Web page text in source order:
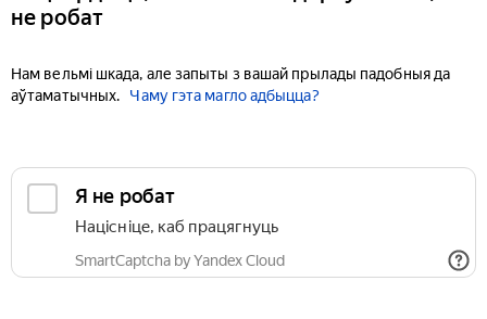
не робат
Нам вельмі шкада, але запыты з вашай прылады падобныя да
аўтаматычных.
Чаму гэта магло адбыцца?
Я не робат
Націсніце, каб працягнуць
SmartCaptcha by Yandex Cloud